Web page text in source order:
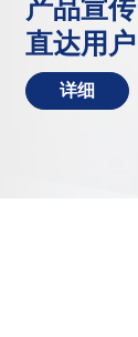
产品宣传
直达用户
详细